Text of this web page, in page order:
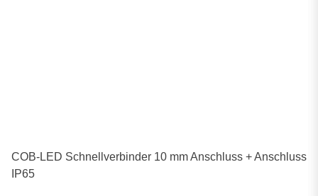
COB-LED Schnellverbinder 10 mm Anschluss + Anschluss
IP65